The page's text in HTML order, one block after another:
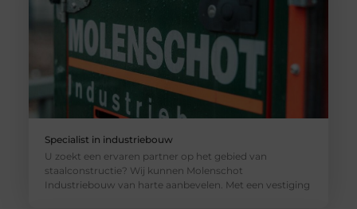
Specialist in industriebouw
U zoekt een ervaren partner op het gebied van
staalconstructie? Wij kunnen Molenschot
Industriebouw van harte aanbevelen. Met een vestiging